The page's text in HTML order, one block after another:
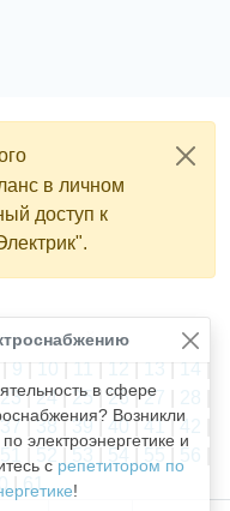
в личном
доступ к
в сфере
Возникли
электроэнергетике и
с репетитором по
!
записей.
| 9 | 10 | 11 | 12 | 13 | 14 |
23|24|25 |26|27
37|38|39| 40|41|42
|53 54
|61